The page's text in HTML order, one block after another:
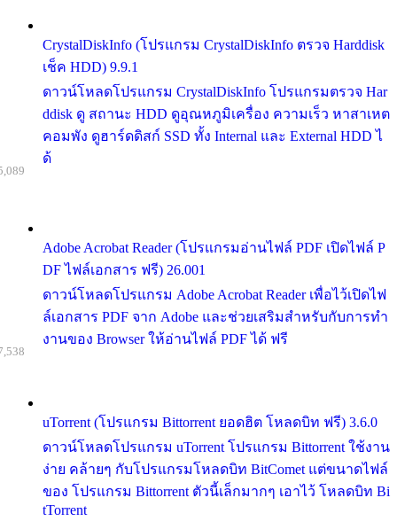
CrystalDiskInfo (โปรแกรม CrystalDiskInfo ตรวจ Harddisk
เช็ค HDD) 9.9.1
ดาวน์โหลดโปรแกรม CrystalDiskInfo โปรแกรมตรวจ Har
ddisk ดู สถานะ HDD ดูอุณหภูมิเครื่อง ความเร็ว หาสาเหต
คอมพัง ดูฮาร์ดดิสก์ SSD ทั้ง Internal และ External HDD ไ
ด้
Adobe Acrobat Reader (โปรแกรมอ่านไฟล์ PDF เปิดไฟล์ P
DF ไฟล์เอกสาร ฟรี) 26.001
ดาวน์โหลดโปรแกรม Adobe Acrobat Reader เพื่อไว้เปิดไฟ
ล์เอกสาร PDF จาก Adobe และช่วยเสริมสำหรับกับการทำ
งานของ Browser ให้อ่านไฟล์ PDF ได้ ฟรี
uTorrent (โปรแกรม Bittorrent ยอดฮิต โหลดบิท ฟรี) 3.6.0
ดาวน์โหลดโปรแกรม uTorrent โปรแกรม Bittorrent ใช้งาน
ง่าย คล้ายๆ กับโปรแกรมโหลดบิท BitComet แต่ขนาดไฟล์
ของ โปรแกรม Bittorrent ตัวนี้เล็กมากๆ เอาไว้ โหลดบิท Bi
tTorrent